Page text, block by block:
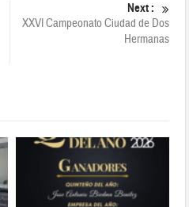
Next :
XXVI Campeonato Ciudad de Dos
Hermanas